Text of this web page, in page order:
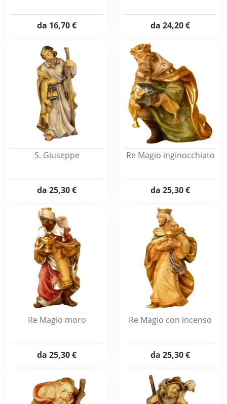
da 16,70 € da 24,20 €
S. Giuseppe
da 25,30 €
Re Magio inginocchiato
da 25,30 €
Re Magio moro
da 25,30 €
Re Magio con incenso
da 25,30 €